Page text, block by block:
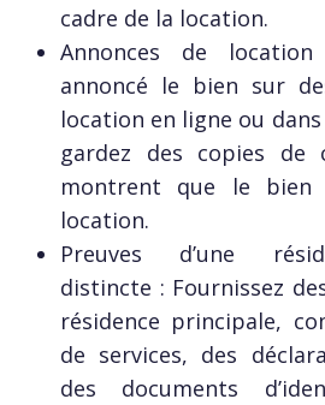
cadre de la location.
Annonces de
annoncé le bien sur
location en ligne ou
gardez des copies de
montrent que le
location.
Preuves d’une
distincte : Fournissez
résidence principale,
de services, des
des documents